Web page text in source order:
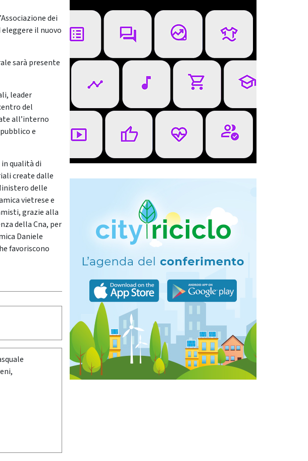
dei
il nuovo
sarà presente
leader
del
all’interno
e
qualità di
create dalle
delle
vietrese e
grazie alla
della Cna, per
Daniele
favoriscono